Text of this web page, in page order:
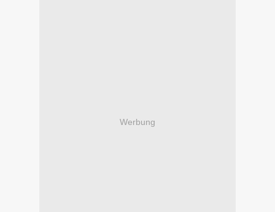
Werbung